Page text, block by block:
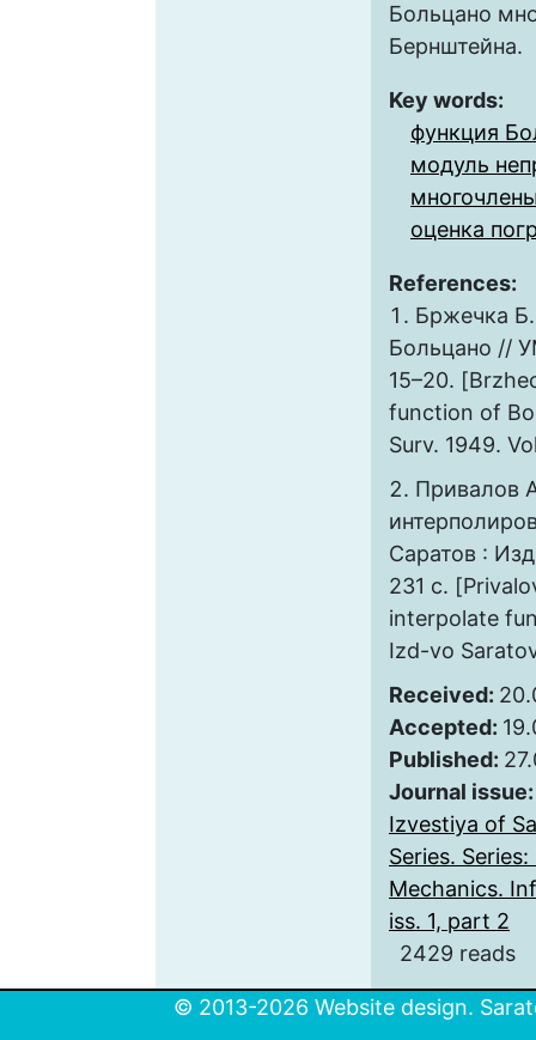
Больцано
Бернштейна.
Key words:
функция
модуль
оценка
References:
Бржечка
Больцано //
15–20.
function of
Surv. 1949.
Привалов
Саратов :
231 с.
interpolate
Izd-vo
Received:
Accepted:
Published:
Journal
Izvestiya of
Series.
Mechanics.
iss. 1, part 2
2429 reads
© 2013-2026 Website design.